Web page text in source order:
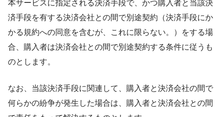
本サービスに指定される決済手段で、かつ購入者と当該決
済手段を有する決済会社との間で別途契約（決済手段にか
かる規約への同意を含むが、これに限らない。）をする場
合、購入者は決済会社との間で別途契約する条件に従うも
のとします。
なお、当該決済手段に関連して、購入者と決済会社の間で
何らかの紛争が発生した場合は、購入者と決済会社との間